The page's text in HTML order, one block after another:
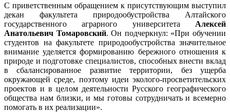
С приветственным обращением к присутствующим выступил
декан факультета природообустройства Алтайского
государственного аграрного университета Алексей
Анатольевич Томаровский. Он подчеркнул: «При обучении
студентов на факультете природообустройства значительное
внимание уделяется формированию бережного отношения к
природе и подготовке специалистов, способных внести вклад
в сбалансированное развитие территории, без ущерба
окружающей среде, поэтому идеи эколого-просветительских
проектов и в целом деятельности Русского географического
общества нам близки, и мы готовы сотрудничать и всемерно
помогать в их реализации».